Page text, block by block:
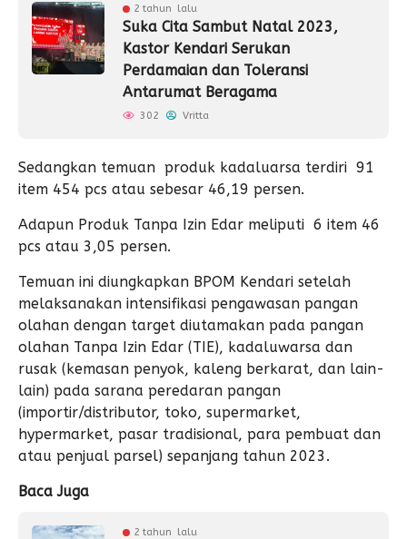
2 tahun lalu
Suka Cita Sambut Natal 2023,
Kastor Kendari Serukan
Perdamaian dan Toleransi
Antarumat Beragama
302 Vritta
Sedangkan temuan produk kadaluarsa terdiri 91
item 454 pcs atau sebesar 46,19 persen.
Adapun Produk Tanpa Izin Edar meliputi 6 item 46
pcs atau 3,05 persen.
Temuan ini diungkapkan BPOM Kendari setelah
melaksanakan intensifikasi pengawasan pangan
olahan dengan target diutamakan pada pangan
olahan Tanpa Izin Edar (TIE), kadaluwarsa dan
rusak (kemasan penyok, kaleng berkarat, dan lain-
lain) pada sarana peredaran pangan
(importir/distributor, toko, supermarket,
hypermarket, pasar tradisional, para pembuat dan
atau penjual parsel) sepanjang tahun 2023.
Baca Juga
2 tahun lalu